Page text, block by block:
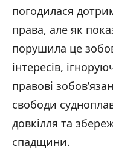
погодилася
права, але як
порушила це
інтересів,
правові
свободи
довкілля та
спадщини.